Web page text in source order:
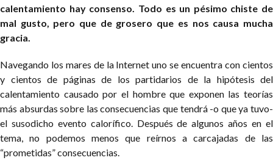
calentamiento hay consenso. Todo es un pésimo chiste de
mal gusto, pero que de grosero que es nos causa mucha
gracia.
Navegando los mares de la Internet uno se encuentra con cientos
y cientos de páginas de los partidarios de la hipótesis del
calentamiento causado por el hombre que exponen las teorías
más absurdas sobre las consecuencias que tendrá -o que ya tuvo-
el susodicho evento calorífico. Después de algunos años en el
tema, no podemos menos que reírnos a carcajadas de las
“prometidas” consecuencias.